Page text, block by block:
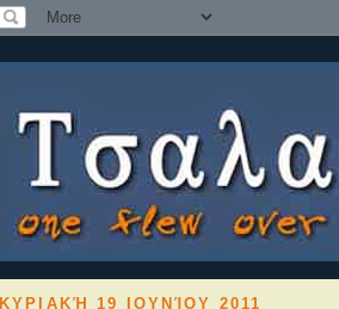
ΚΥΡΙΑΚΉ 19 ΙΟΥΝΊΟΥ 2011